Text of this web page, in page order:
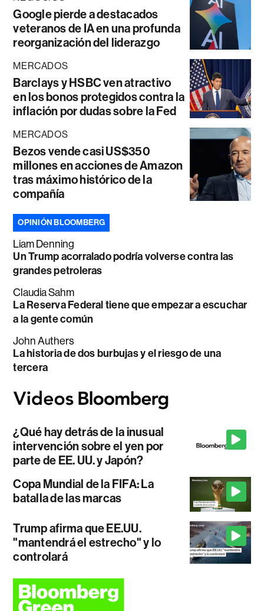
Google pierde a destacados
veteranos de IA en una profunda
reorganización del liderazgo
MERCADOS
Barclays y HSBC ven atractivo
en los bonos protegidos contra la
inflación por dudas sobre la Fed
MERCADOS
Bezos vende casi US$350
millones en acciones de Amazon
tras máximo histórico de la
compañía
OPINIÓN BLOOMBERG
Liam Denning
Un Trump acorralado podría volverse contra las
grandes petroleras
Claudia Sahm
La Reserva Federal tiene que empezar a escuchar
a la gente común
John Authers
La historia de dos burbujas y el riesgo de una
tercera
¿Qué hay detrás de la inusual
intervención sobre el yen por
parte de EE. UU. y Japón?
Copa Mundial de la FIFA: La
batalla de las marcas
Trump afirma que EE.UU.
"mantendrá el estrecho" y lo
controlará